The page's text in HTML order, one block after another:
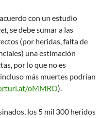
con un estudio
, se debe sumar a las
(por heridas, falta de
una estimación
, por lo que no es
más muertes podrían
oMMRO).
los 5 mil 300 heridos